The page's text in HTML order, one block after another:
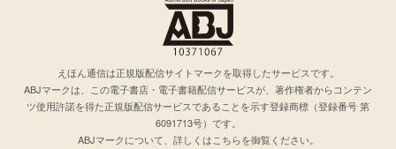
えほん通信は正規版配信サイトマークを取得したサービスです。
ABJマークは、この電子書店・電子書籍配信サービスが、著作権者からコンテン
ツ使用許諾を得た正規版配信サービスであることを示す登録商標（登録番号 第
6091713号）です。
ABJマークについて、詳しくはこちらを御覧ください。